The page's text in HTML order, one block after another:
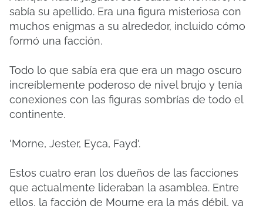
sabía su apellido. Era una figura misteriosa con
muchos enigmas a su alrededor, incluido cómo
formó una facción.
Todo lo que sabía era que era un mago oscuro
increíblemente poderoso de nivel brujo y tenía
conexiones con las figuras sombrías de todo el
continente.
'Morne, Jester, Eyca, Fayd'.
Estos cuatro eran los dueños de las facciones
que actualmente lideraban la asamblea. Entre
ellos, la facción de Mourne era la más débil, ya